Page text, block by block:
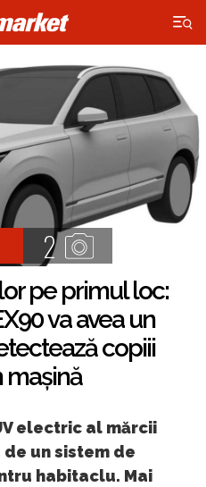
×
2
pe primul loc:
va avea un
copiii
mașină
electric al mărcii
un sistem de
habitaclu. Mai